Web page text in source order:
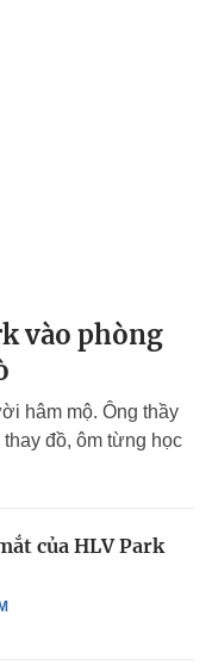
vào phòng
hâm mộ. Ông thầy
đồ, ôm từng học
của HLV Park